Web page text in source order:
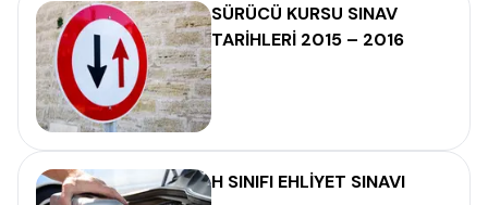
SÜRÜCÜ KURSU SINAV
TARİHLERİ 2015 – 2016
H SINIFI EHLİYET SINAVI